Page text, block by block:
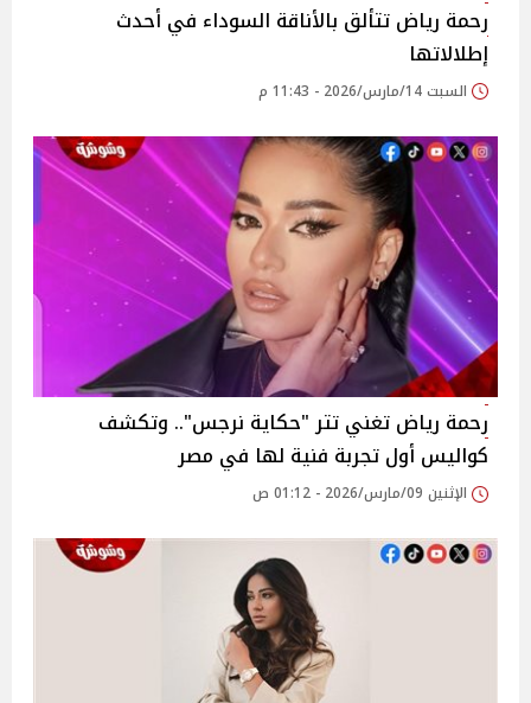
رحمة رياض تتألق بالأناقة السوداء في أحدث
إطلالاتها
السبت 14/مارس/2026 - 11:43 م
رحمة رياض تغني تتر "حكاية نرجس".. وتكشف
كواليس أول تجربة فنية لها في مصر
الإثنين 09/مارس/2026 - 01:12 ص